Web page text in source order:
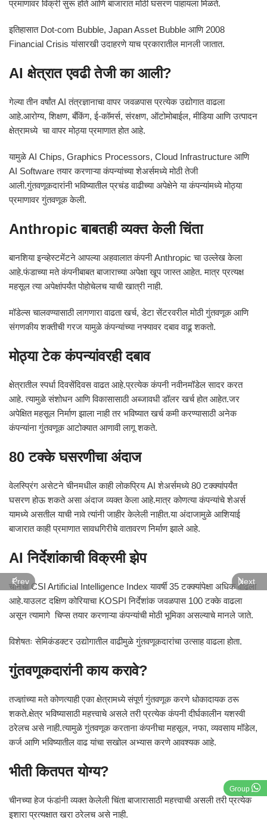
Group
प्रमाणावर विक्री सुरू होते आणि बाजारात मोठी घसरण पाहायला मिळते.
इतिहासात Dot-com Bubble, Japan Asset Bubble आणि 2008
Financial Crisis यांसारखी उदाहरणे याच प्रकारातील मानली जातात.
AI क्षेत्रात एवढी तेजी का आली?
गेल्या तीन वर्षांत AI तंत्रज्ञानाचा वापर जवळपास प्रत्येक उद्योगात वाढला
आहे.आरोग्य, शिक्षण, बँकिंग, ई-कॉमर्स, संरक्षण, ऑटोमोबाईल, मीडिया आणि उत्पादन
क्षेत्रामध्ये चा वापर मोठ्या प्रमाणात होत आहे.
यामुळे AI Chips, Graphics Processors, Cloud Infrastructure आणि
AI Software तयार करणाऱ्या कंपन्यांच्या शेअर्समध्ये मोठी तेजी
आली.गुंतवणूकदारांनी भविष्यातील प्रचंड वाढीच्या अपेक्षेने या कंपन्यांमध्ये मोठ्या
प्रमाणावर गुंतवणूक केली.
Anthropic बाबतही व्यक्त केली चिंता
बानशिया इन्व्हेस्टमेंटने आपल्या अहवालात कंपनी Anthropic चा उल्लेख केला
आहे.फंडाच्या मते कंपनीबाबत बाजाराच्या अपेक्षा खूप जास्त आहेत. मात्र प्रत्यक्ष
महसूल त्या अपेक्षांपर्यंत पोहोचेलच याची खात्री नाही.
मॉडेल्स चालवण्यासाठी लागणारा वाढता खर्च, डेटा सेंटरवरील मोठी गुंतवणूक आणि
संगणकीय शक्तीची गरज यामुळे कंपन्यांच्या नफ्यावर दबाव वाढू शकतो.
मोठ्या टेक कंपन्यांवरही दबाव
क्षेत्रातील स्पर्धा दिवसेंदिवस वाढत आहे.प्रत्येक कंपनी नवीनमॉडेल सादर करत
आहे. त्यामुळे संशोधन आणि विकासासाठी अब्जावधी डॉलर खर्च होत आहेत.जर
अपेक्षित महसूल निर्माण झाला नाही तर भविष्यात खर्च कमी करण्यासाठी अनेक
कंपन्यांना गुंतवणूक आटोक्यात आणावी लागू शकते.
80 टक्के घसरणीचा अंदाज
वेलस्प्रिंग असेटने चीनमधील काही लोकप्रिय AI शेअर्समध्ये 80 टक्क्यांपर्यंत
घसरण होऊ शकते असा अंदाज व्यक्त केला आहे.मात्र कोणत्या कंपन्यांचे शेअर्स
यामध्ये असतील याची नावे त्यांनी जाहीर केलेली नाहीत.या अंदाजामुळे आशियाई
बाजारात काही प्रमाणात सावधगिरीचे वातावरण निर्माण झाले आहे.
AI निर्देशांकाची विक्रमी झेप
चीनचा CSI Artificial Intelligence Index यावर्षी 35 टक्क्यांपेक्षा अधिक वाढला
आहे.याउलट दक्षिण कोरियाचा KOSPI निर्देशांक जवळपास 100 टक्के वाढला
असून त्यामागे चिप्स तयार करणाऱ्या कंपन्यांची मोठी भूमिका असल्याचे मानले जाते.
विशेषतः सेमिकंडक्टर उद्योगातील वाढीमुळे गुंतवणूकदारांचा उत्साह वाढला होता.
गुंतवणूकदारांनी काय करावे?
तज्ज्ञांच्या मते कोणत्याही एका क्षेत्रामध्ये संपूर्ण गुंतवणूक करणे धोकादायक ठरू
शकते.क्षेत्र भविष्यासाठी महत्त्वाचे असले तरी प्रत्येक कंपनी दीर्घकालीन यशस्वी
ठरेलच असे नाही.त्यामुळे गुंतवणूक करताना कंपनीचा महसूल, नफा, व्यवसाय मॉडेल,
कर्ज आणि भविष्यातील वाढ यांचा सखोल अभ्यास करणे आवश्यक आहे.
भीती कितपत योग्य?
चीनच्या हेज फंडांनी व्यक्त केलेली चिंता बाजारासाठी महत्त्वाची असली तरी प्रत्येक
इशारा प्रत्यक्षात खरा ठरेलच असे नाही.
Prev Next